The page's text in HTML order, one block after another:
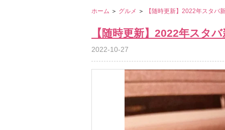
ホーム ＞ グルメ ＞ 【随時更新】2022年スタバ
【随時更新】2022年スタ
2022-10-27